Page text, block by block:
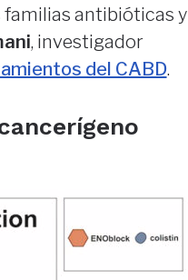
familias antibióticas y
, investigador
del CABD.